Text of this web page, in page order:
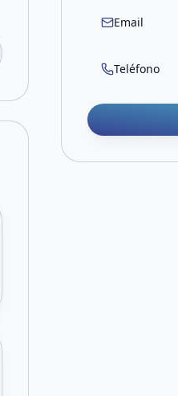
Email
Teléfono